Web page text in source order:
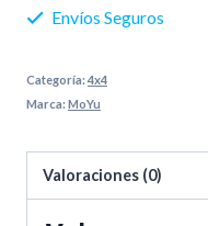
Envíos Seguros
Categoría:4x4
Marca:MoYu
Valoraciones (0)